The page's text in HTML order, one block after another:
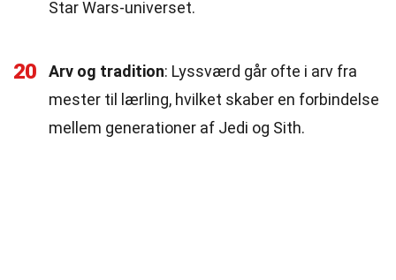
Star Wars-universet.
20 Arv og tradition: Lyssværd går ofte i arv fra
mester til lærling, hvilket skaber en forbindelse
mellem generationer af Jedi og Sith.